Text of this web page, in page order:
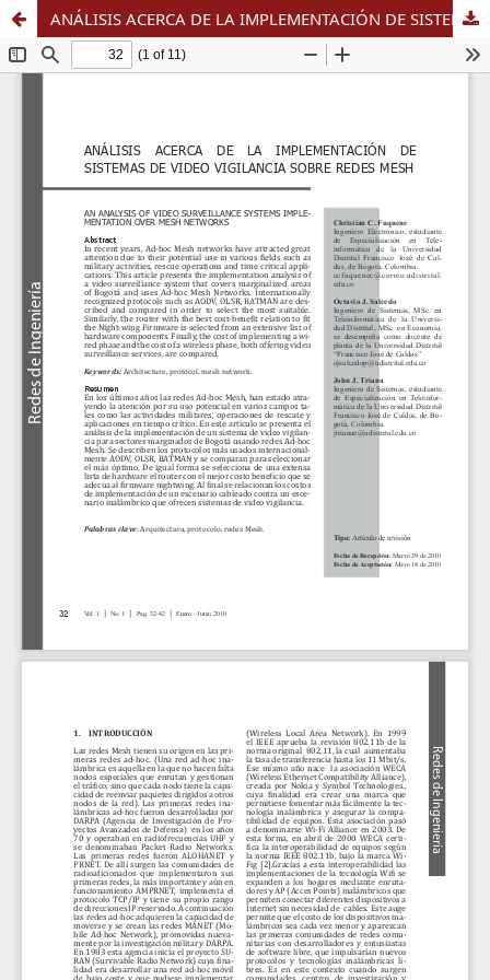
ANÁLISIS ACERCA DE LA IMPLEMENTACIÓN DE SISTEMAS DE VIDEO VIGILANCIA SOBRE REDES MESH